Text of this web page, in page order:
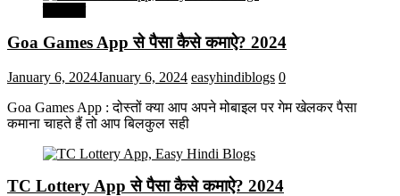
Goa Games App से पैसा कैसे कमाऐ? 2024
January 6, 2024January 6, 2024 easyhindiblogs 0
Goa Games App : दोस्तों क्या आप अपने मोबाइल पर गेम खेलकर पैसा
कमाना चाहते हैं तो आप बिलकुल सही
TC Lottery App से पैसा कैसे कमाऐ? 2024